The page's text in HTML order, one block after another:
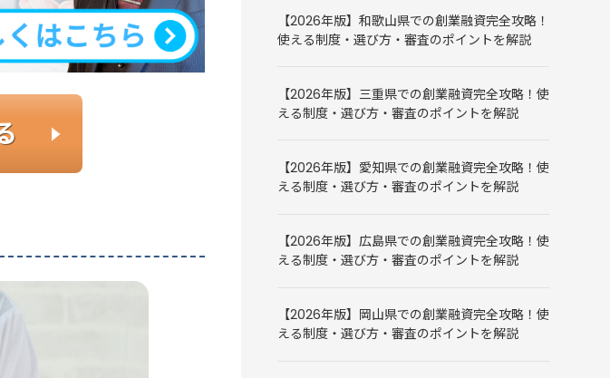
【2026年版】和歌山県での創業融資完全攻略！
使える制度・選び方・審査のポイントを解説
【2026年版】三重県での創業融資完全攻略！使
える制度・選び方・審査のポイントを解説
【2026年版】愛知県での創業融資完全攻略！使
える制度・選び方・審査のポイントを解説
【2026年版】広島県での創業融資完全攻略！使
える制度・選び方・審査のポイントを解説
【2026年版】岡山県での創業融資完全攻略！使
える制度・選び方・審査のポイントを解説